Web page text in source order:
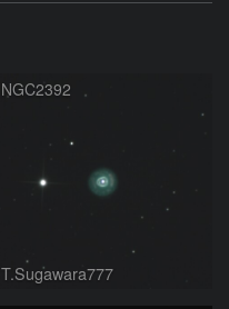
NGC2392
T.Sugawara777